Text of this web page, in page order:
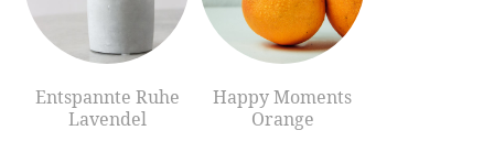
Entspannte Ruhe
Lavendel
Happy Moments
Orange